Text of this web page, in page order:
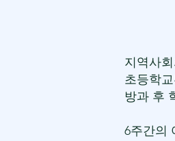
지역사
초등학
방과 후
6주간의